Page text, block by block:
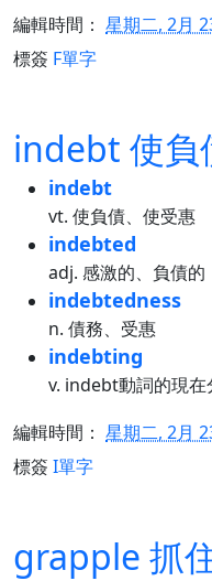
編輯時間： 星期二, 2月
標簽 F單字
indebt 使負
indebt
vt. 使負債、使受惠
indebted
adj. 感激的、負債的
indebtedness
n. 債務、受惠
indebting
v. indebt動詞的現在
編輯時間： 星期二, 2月
標簽 I單字
grapple 抓